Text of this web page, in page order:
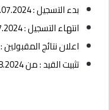
بدء التسجيل : 01.07.2024
انتهاء التسجيل : 07.07.2024 (الساعة 17:00)
اعلان نتائج المقبولين : 18.07.2024
تثبيت القيد : من 14.08.2024 حتى 15.08.2024